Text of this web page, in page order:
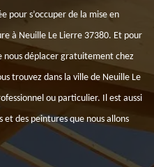
pour s’occuper de la mise en
à Neuille Le Lierre 37380. Et pour
nous déplacer gratuitement chez
trouvez dans la ville de Neuille Le
ou particulier. Il est aussi
des peintures que nous allons